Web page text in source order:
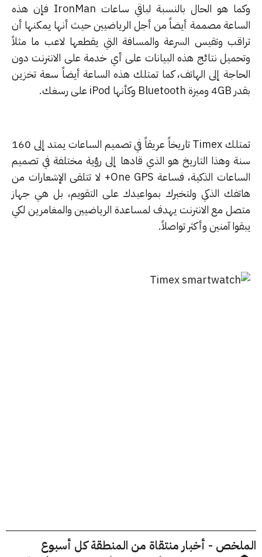
وكما هو الحال بالنسبة لباقي ساعات IronMan فإن هذه
مصممة أيضاً من أجل الرياضيين حيث أنها يمكنها أن
وتقيس السرعة والمسافة التي يقطعها لاعب ما مثلاً
نتائج هذه البيانات على أي خدمة على الانترنت دون
إلى الهاتف، كما تمتلك هذه الساعة أيضاً سعة تخزين
تمتلك Timex تاريخاً عريقاً في تصميم الساعات يمتد إلى 160
وهذا التاريخ هو الذي قادها إلى رؤية مختلفة في تصميم
الساعات الذكية، فساعة One GPS+ لا تتلقى الإشعارات من
الذكي ولتخبرك بمواعيدك على التقويم، بل هي جهاز
مع الانترنت يهدف لمساعدة الرياضيين والمغامرين لكي
آمنين وأكثر تواصلاً.
- أخبار منتقاة من المنطقة كل أسبوع